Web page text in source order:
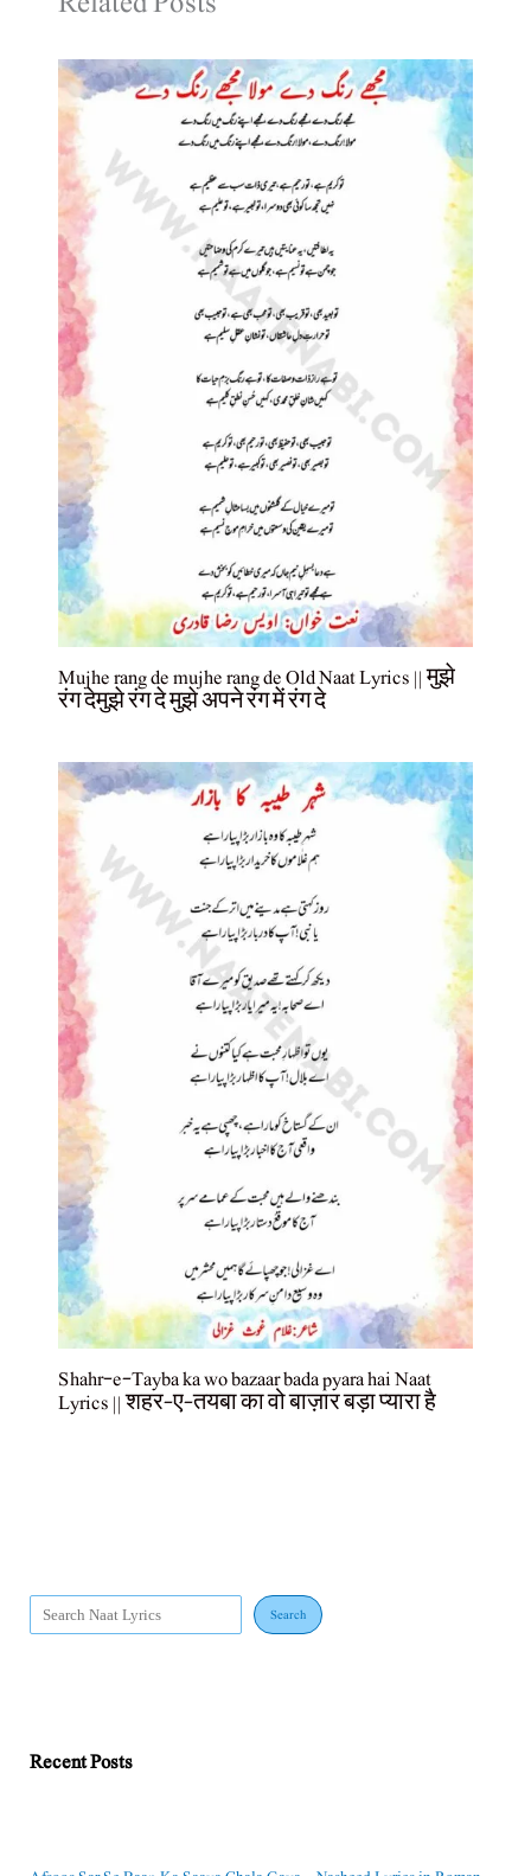
Mujhe rang de mujhe rang de Old Naat Lyrics || मुझे
रंग देमुझे रंग दे मुझे अपने रंग में रंग दे
Shahr-e-Tayba ka wo bazaar bada pyara hai Naat
Lyrics || शहर-ए-तयबा का वो बाज़ार बड़ा प्यारा है
Search
Recent Posts